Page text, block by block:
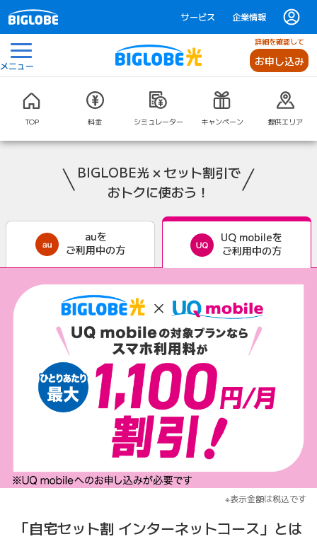
サービス 企業情報
メニュー
詳細を確認して
お申し込み
TOP 料金 シミュレーター キャンペーン 提供エリア
BIGLOBE光 × セット割引で
おトクに使おう！
auを
ご利用中の方
UQ mobileを
ご利用中の方
※表示金額は税込です
「自宅セット割 インターネットコース」 とは